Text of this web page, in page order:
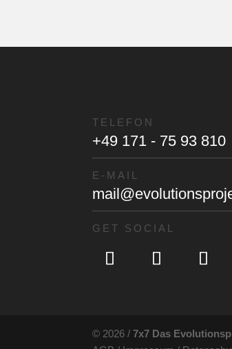
TELEFON
+49 171 - 75 93 810
E-MAIL
GET SOCIAL
© 2026 /7x7 Das